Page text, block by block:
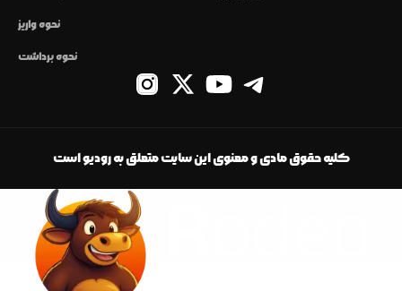
نحوه واریز
نحوه برداشت
کلیه حقوق مادی و معنوی این سایت متعلق به رودیو است